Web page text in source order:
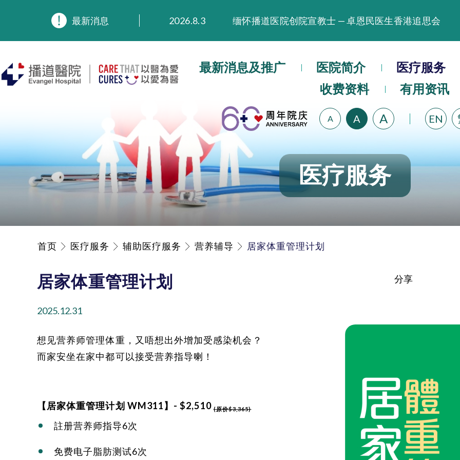
最新消息 2026.8.3
缅怀播道医院创院宣教士 — 卓恩民医生香港追思会
2025.9.23
2025.8.4
播道医院手机App已推出查阅病歷记录及求诊资料功能
最新消息及推广 医院简介
医疗服务
收费资料
有用资讯
A A A EN
医疗服务
首页 医疗服务 辅助医疗服务 营养辅导 居家体重管理计划
居家体重管理计划
2025.12.31
分享
想见营养师管理体重，又唔想出外增加受感染机会？
而家安坐在家中都可以接受营养指导喇！
【居家体重管理计划 WM311】- $2,510 (原价$3,365)
註册营养师指导6次
免费电子脂肪测试6次